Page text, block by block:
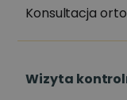
Konsultacja
Wizyta